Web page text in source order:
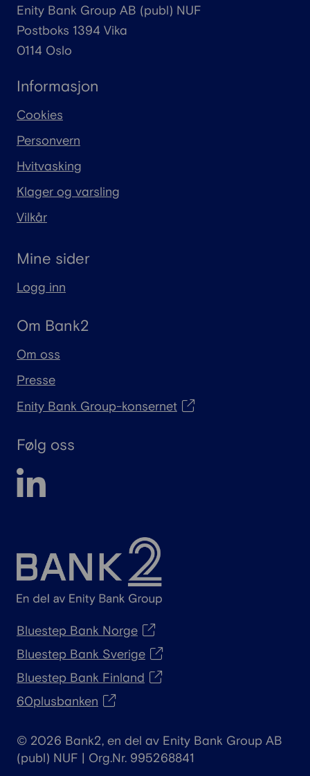
Enity Bank Group AB (publ) NUF
Postboks 1394 Vika
0114 Oslo
Informasjon
Cookies
Personvern
Hvitvasking
Klager og varsling
Vilkår
Mine sider
Logg inn
Om Bank2
Om oss
Presse
Enity Bank Group-konsernet
Følg oss
Bluestep Bank Norge
Bluestep Bank Sverige
Bluestep Bank Finland
60plusbanken
© 2026 Bank2, en del av Enity Bank Group AB
(publ) NUF | Org.Nr. 995268841